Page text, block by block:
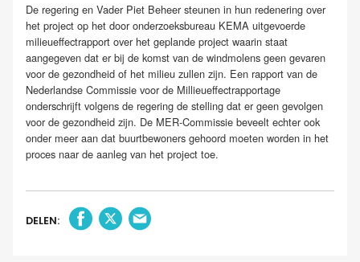
De regering en Vader Piet Beheer steunen in hun redenering over
het project op het door onderzoeksbureau KEMA uitgevoerde
milieueffectrapport over het geplande project waarin staat
aangegeven dat er bij de komst van de windmolens geen gevaren
voor de gezondheid of het milieu zullen zijn. Een rapport van de
Nederlandse Commissie voor de Millieueffectrapportage
onderschrijft volgens de regering de stelling dat er geen gevolgen
voor de gezondheid zijn. De MER-Commissie beveelt echter ook
onder meer aan dat buurtbewoners gehoord moeten worden in het
proces naar de aanleg van het project toe.
DELEN: